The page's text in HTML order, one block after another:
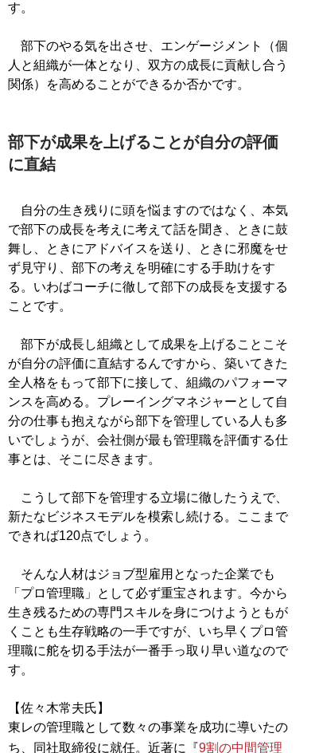
す。
部下のやる気を出させ、エンゲージメント（個
人と組織が一体となり、双方の成長に貢献し合う
関係）を高めることができるか否かです。
部下が成果を上げることが自分の評価
に直結
自分の生き残りに頭を悩ますのではなく、本気
で部下の成長を考えに考えて話を聞き、ときに鼓
舞し、ときにアドバイスを送り、ときに邪魔をせ
ず見守り、部下の考えを明確にする手助けをす
る。いわばコーチに徹して部下の成長を支援する
ことです。
部下が成長し組織として成果を上げることこそ
が自分の評価に直結するんですから、築いてきた
全人格をもって部下に接して、組織のパフォーマ
ンスを高める。プレーイングマネジャーとして自
分の仕事も抱えながら部下を管理している人も多
いでしょうが、会社側が最も管理職を評価する仕
事とは、そこに尽きます。
こうして部下を管理する立場に徹したうえで、
新たなビジネスモデルを模索し続ける。ここまで
できれば120点でしょう。
そんな人材はジョブ型雇用となった企業でも
「プロ管理職」として必ず重宝されます。今から
生き残るための専門スキルを身につけようともが
くことも生存戦略の一手ですが、いち早くプロ管
理職に舵を切る手法が一番手っ取り早い道なので
す。
【佐々木常夫氏】
東レの管理職として数々の事業を成功に導いたの
ち、同社取締役に就任。近著に『9割の中間管理